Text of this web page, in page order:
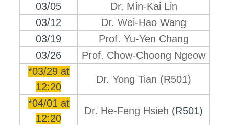
03/05
Dr. Min-Kai Lin
03/12
Dr. Wei-Hao Wang
03/19
Prof. Yu-Yen Chang
03/26
Prof. Chow-Choong Ngeow
*03/29 at
12:20
Dr. Yong Tian (R501)
*04/01 at
12:20
Dr. He-Feng Hsieh (R501)